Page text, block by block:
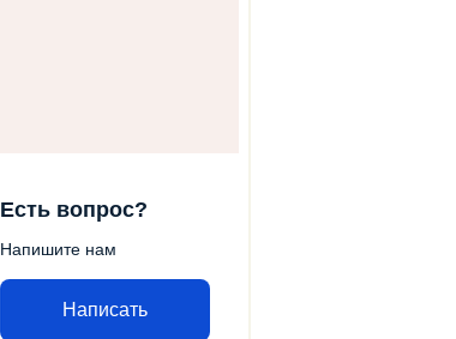
Есть вопрос?
Напишите нам
Написать